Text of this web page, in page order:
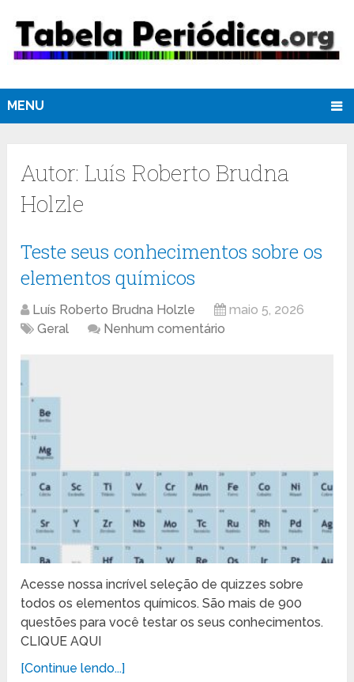
MENU
Autor: Luís Roberto Brudna
Holzle
Teste seus conhecimentos sobre os
elementos químicos
Luís Roberto Brudna Holzle
maio 5, 2026
Geral
Nenhum comentário
Acesse nossa incrível seleção de quizzes sobre
todos os elementos químicos. São mais de 900
questões para você testar os seus conhecimentos.
CLIQUE AQUI
[Continue lendo...]